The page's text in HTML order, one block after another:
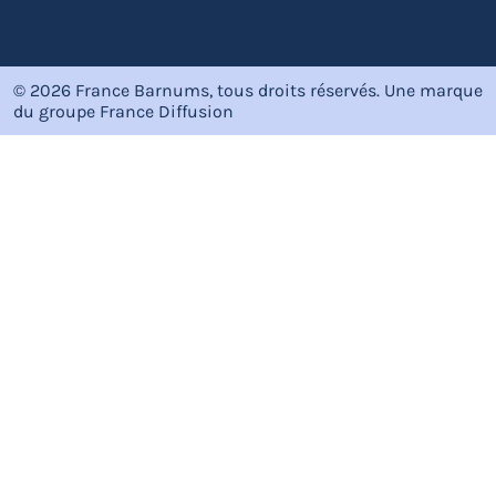
© 2026 France Barnums, tous droits réservés. Une marque
du groupe France Diffusion